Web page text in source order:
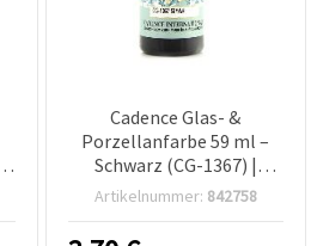
Cadence Glas- &
Porzellanfarbe 59 ml –
Schwarz (CG-1367) |
Wasserbasiert,
spülmaschinenfest |
Artikelnummer: 842758